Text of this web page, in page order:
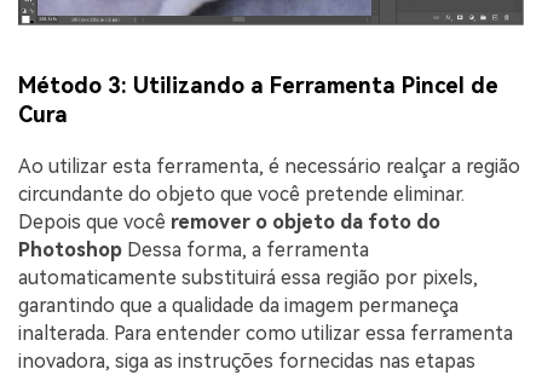
Método 3: Utilizando a Ferramenta Pincel de
Cura
Ao utilizar esta ferramenta, é necessário realçar a região
circundante do objeto que você pretende eliminar.
Depois que você remover o objeto da foto do
Photoshop Dessa forma, a ferramenta
automaticamente substituirá essa região por pixels,
garantindo que a qualidade da imagem permaneça
inalterada. Para entender como utilizar essa ferramenta
inovadora, siga as instruções fornecidas nas etapas